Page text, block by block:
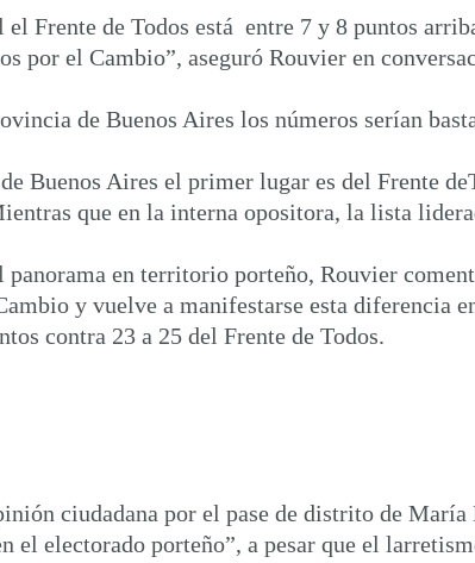
Frente de Todos está entre 7 y 8 puntos
por el Cambio”, aseguró Rouvier en
de Buenos Aires los números serían
Buenos Aires el primer lugar es del Frente
que en la interna opositora, la lista
panorama en territorio porteño, Rouvier
y vuelve a manifestarse esta
contra 23 a 25 del Frente de Todos.
ciudadana por el pase de distrito de
el electorado porteño”, a pesar que el